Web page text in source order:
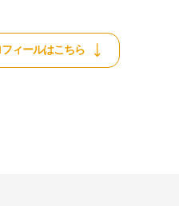
ィールはこちら